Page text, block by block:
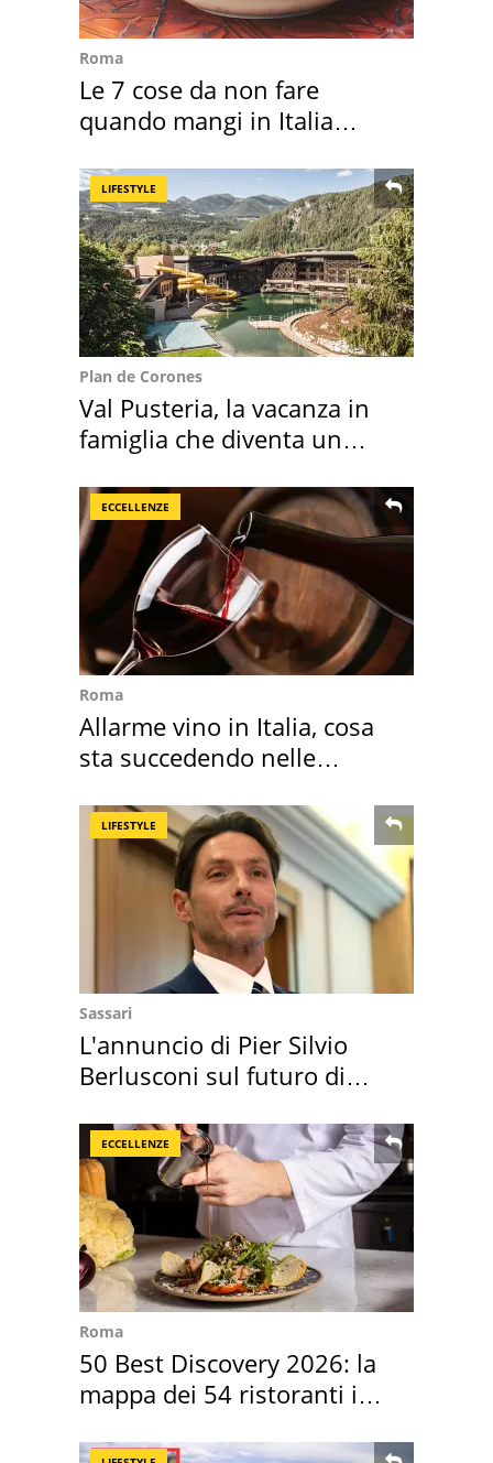
Roma
Le 7 cose da non fare
quando mangi in Italia
LIFESTYLE
Plan de Corones
Val Pusteria, la vacanza in
famiglia che diventa un
ECCELLENZE
Roma
Allarme vino in Italia, cosa
sta succedendo nelle
LIFESTYLE
Sassari
L'annuncio di Pier Silvio
Berlusconi sul futuro di
ECCELLENZE
Roma
50 Best Discovery 2026: la
mappa dei 54 ristoranti in